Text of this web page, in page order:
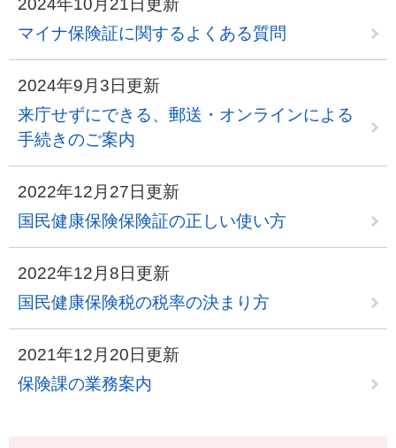
2024年10月21日更新
マイナ保険証に関するよくある質問
2024年9月3日更新
来庁せずにできる、郵送・オンラインによる
手続きのご案内
2022年12月27日更新
国民健康保険保険証の正しい使い方
2022年12月8日更新
国民健康保険税の税率の決まり方
2021年12月20日更新
保険課の業務案内